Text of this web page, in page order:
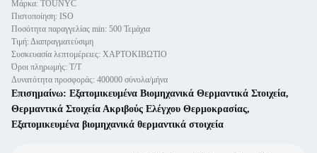
Μάρκα: TOUNYC
Πιστοποίηση: ISO
Ποσότητα παραγγελίας min: 500 Τεμάχια
Τιμή: Διαπραγματεύσιμη
Συσκευασία λεπτομέρειες: ΧΑΡΤΟΚΙΒΩΤΙΟ
Όροι πληρωμής: Τ/Τ
Δυνατότητα προσφοράς: 400000 σύνολα/μήνα
Επισημαίνω: Εξατομικευμένα Βιομηχανικά Θερμαντικά Στοιχεία,
Θερμαντικά Στοιχεία Ακριβούς Ελέγχου Θερμοκρασίας,
Εξατομικευμένα βιομηχανικά θερμαντικά στοιχεία